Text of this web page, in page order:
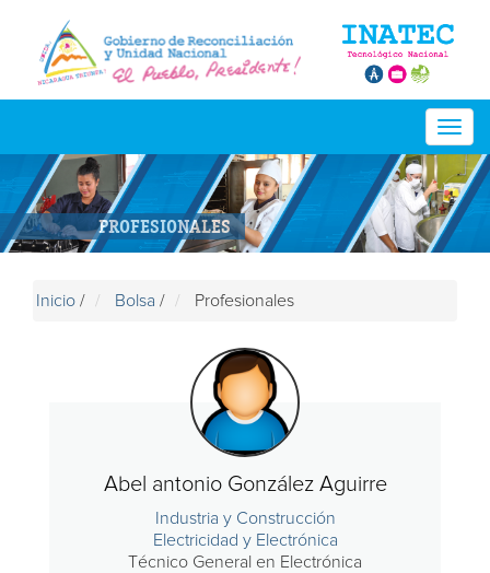
PROFESIONALES
Inicio / Bolsa / Profesionales
Abel antonio González Aguirre
Industria y Construcción
Electricidad y Electrónica
Técnico General en Electrónica